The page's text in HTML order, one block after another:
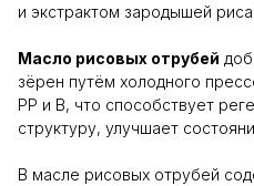
и экстрактом зародышей
Масло рисовых отрубей
зёрен путём холодного
РР и В, что способствует
структуру, улучшает
В масле рисовых отрубей